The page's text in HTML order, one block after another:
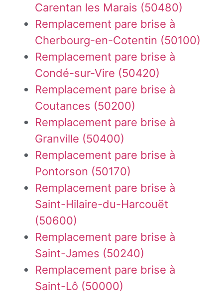
Carentan les Marais (50480)
Remplacement pare brise à
Cherbourg-en-Cotentin (50100)
Remplacement pare brise à
Condé-sur-Vire (50420)
Remplacement pare brise à
Coutances (50200)
Remplacement pare brise à
Granville (50400)
Remplacement pare brise à
Pontorson (50170)
Remplacement pare brise à
Saint-Hilaire-du-Harcouët
(50600)
Remplacement pare brise à
Saint-James (50240)
Remplacement pare brise à
Saint-Lô (50000)